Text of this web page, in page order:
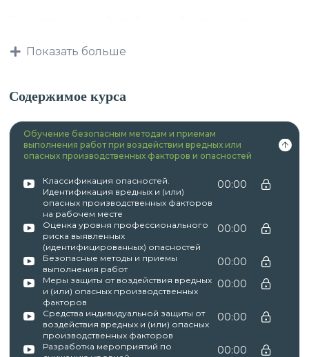
охраны труда согласно требований,
Правительства РФ №2464 от 24.12.2021 г.»
После успешного окончания обучения вы
получаете выписку из протокола работы
комиссии
Автор курса —АНО ДПО «Региональная
академия тактической медицины и первой
помощи (РАТМЕД)»
1217800069783, адрес: г. Санкт-Петербург, ул.
Белоостровская, д. 22, БЦ Черная Речка, 4 этаж,
офис 43).
Регистрационный номер лицензии на
осуществление образовательной деятельности:
№ Л035-01271-78/00176671, выданная
Показать больше
Содержимое курса
Обучение безопасным методам и приемам
выполнения работ при воздействии вредных или
опасных производственных факторов и опасностей
Классификация опасностей.
Идентификация вредных и (или)
опасных производственных факторов
на рабочем месте
00:00
Оценка уровня профессионального
риска выявленных
(идентифицированных) опасностей
00:00
Безопасные методы и приемы
выполнения работ
00:00
Меры защиты от воздействия вредных
и (или) опасных производственных
факторов
00:00
Средства индивидуальной защиты от
воздействия вредных и (или) опасных
производственных факторов
00:00
Разработка мероприятий по
00:00